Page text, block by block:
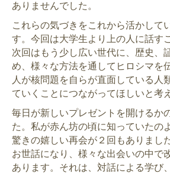
ありませんでした。
これらの気づきをこれから活かして
す。今回は大学生より上の人に話す
次回はもう少し広い世代に、歴史、
め、様々な方法を通してヒロシマを
人が核問題を自らが直面している人
ていくことにつながってほしいと考
毎日が新しいプレゼントを開けるか
た。私が赤ん坊の頃に知っていたの
驚きの嬉しい再会が２回もありまし
お世話になり、様々な出会いの中で
あります。それは、対話による学び